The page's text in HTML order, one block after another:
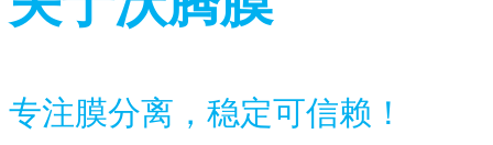
专注膜分离，稳定可信赖！